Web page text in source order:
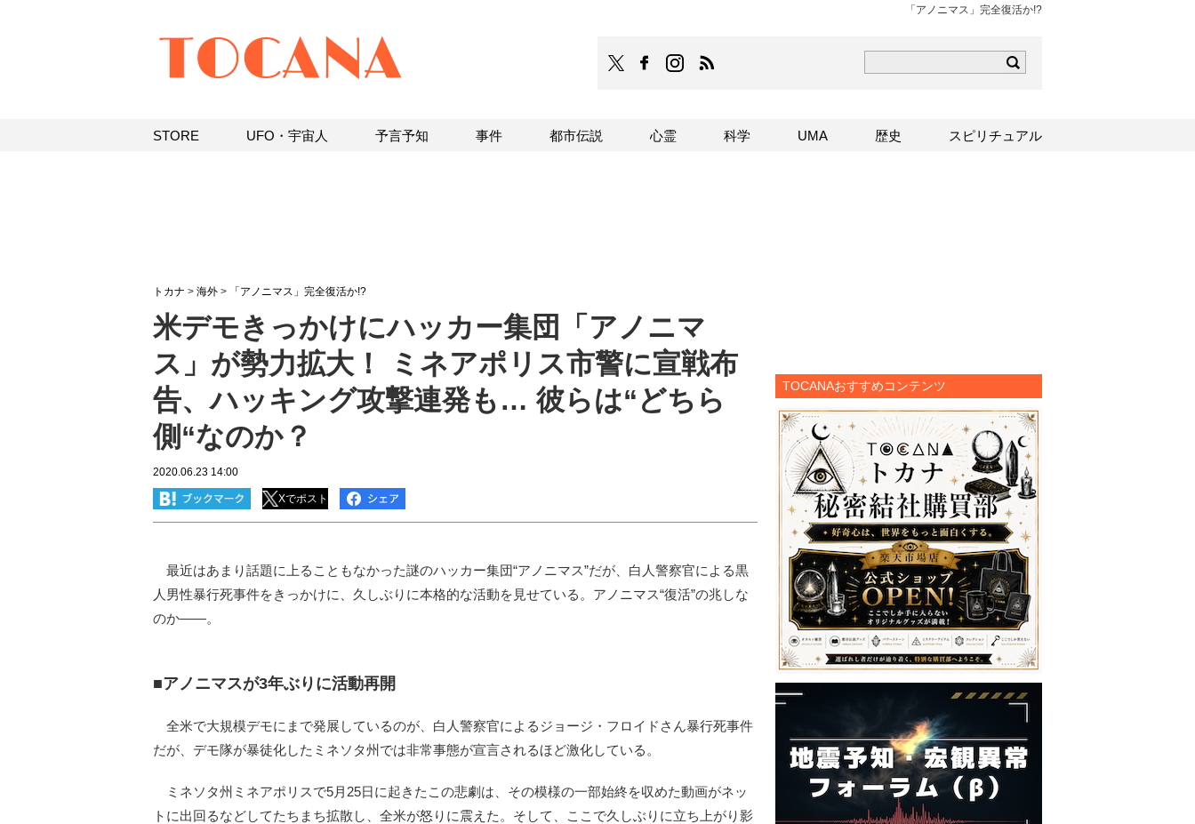
「アノニマス」完全復活か!?
TOCANAのFacebookはこちら
TOCANAのinstagramはこちら
トカナ > 海外 > 「アノニマス」完全復活か!?
米デモきっかけにハッカー集団「アノニマ
ス」が勢力拡大！ ミネアポリス市警に宣戦布
告、ハッキング攻撃連発も… 彼らは“どちら
側“なのか？
2020.06.23 14:00
Xでポスト
最近はあまり話題に上ることもなかった謎のハッカー集団“アノニマス”だが、白人警察官による黒
人男性暴行死事件をきっかけに、久しぶりに本格的な活動を見せている。アノニマス“復活”の兆しな
のか――。
■アノニマスが3年ぶりに活動再開
全米で大規模デモにまで発展しているのが、白人警察官によるジョージ・フロイドさん暴行死事件
だが、デモ隊が暴徒化したミネソタ州では非常事態が宣言されるほど激化している。
ミネソタ州ミネアポリスで5月25日に起きたこの悲劇は、その模様の一部始終を収めた動画がネッ
トに出回るなどしてたちまち拡散し、全米が怒りに震えた。そして、ここで久しぶりに立ち上がり影
TOCANAおすすめコンテンツ
STORE UFO・宇宙人 予言予知 事件 都市伝説 心霊 科学 UMA 歴史 スピリチュアル